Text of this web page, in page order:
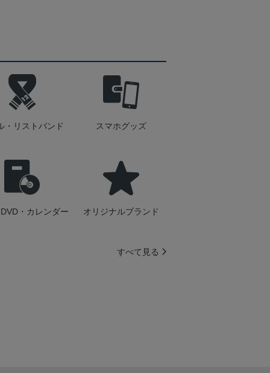
・リストバンド スマホグッズ
・カレンダー オリジナルブランド
すべて見る